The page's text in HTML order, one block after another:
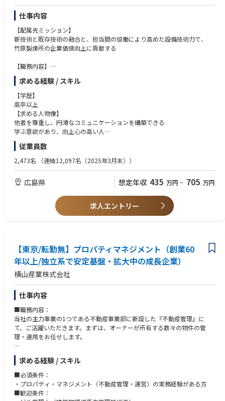
導。
・各現場を巡視し安全環境品質の実⾏把握・指導・教育 ※現場の範囲︓
・経営指標、技術開発戦略、知的財産戦略の企画・⽴案の補助的業務
【仕事のやりがい】
・社内の調整などで、多くの様々な⼈と交流が図れる点。
グな仕事に携わることができます。やる気と実⼒次第では、早い段階で管
理職として活躍することも可能です。
・経験者であれば、⾃分の持っている技術・経験を活かし関係部署と意⾒
交換を⾏い、安全、環境、品質⾯の不具合の未然防⽌や不具合を発⽣させ
ることのない活動を⾏うことにより、お客様の満⾜度を⾼められると同時
に、会社の企業価値向上、利益向上にも⼤きく貢献できる点。
【部⾨の魅⼒】
・安全、環境、品質の活動に終わりはありません。技術部⾨を下⽀え、縁
の下の⼒持ちとしての役⽬を担い、安全、環境、品質⾯の不具合の未然防
⽌や不具合を発⽣させることのない活動を⾏うことにより、お客様の満⾜
度を⾼められると同時に、会社の企業価値向上、利益向上にも⼤きく貢献
できる点。
【働き⽅】
・出張、外勤期間︓1 ⽇〜数⽇（2〜3 ⽇）/回（⽉１〜２回程度）
・出張、外勤先︓国内︓ ⽇帰り可能な範囲での⼯事現場への外勤
当社エンジニアリング事業部３⽀店（⻘森県・岐⾩県・福岡県）、遂⾏
・在宅勤務︓有（１⽇/週程度）※2023 年4 ⽉より在宅勤務制度を導⼊い
たしました。※拠点・部⾨により、在宅勤務実施有無や実施率が異なりま
す。企画管理部の在宅勤務実施⽅針︓週に１⽇程度の在宅勤務を基本とし
ています。
・フレックスタイム︓有 ※コアタイムのないフレックスタイム制度を導
⼊しています。※企画管理部員は、私⽤や家庭の都合などでフレックスタ
イムを利⽤しています。制度は利⽤しやすい雰囲気です。イメージとして
司へ事前連絡を⾏いフレックスを利⽤するイメージです。
【教育体制・キャリア】
・⼊社後の教育体制：管理職が直属の上司として育成・指導を、OJT を中
⼼に教育を⾏う予定です。また、外部講習会、研修にも受講を積極推進し
ております。業務の知識として必要な資格取得についても積極推進してお
ります。コミュニケーションについては電話（社⽤携帯⽀給あり）やWeb
会議、チャットにて気軽に連絡をとり合うことができます。
・⼊社後のキャリアアップ：安全、環境、品質に関する講習、研修、資格
取得により業務に有⽤な知識を習得できます。下⽀え、縁の下の⼒持ちと
しての役⽬を担う事で、技術部⾨から頼られる存在となり、安全、環境、
仕事内容
【配属先ミッション】
新技術と既存技術の融合と、担当間の協働により高めた設備技術力で、
竹原製煉所の企業価値向上に貢献する
【職務内容】
当社は『マテリアルの知恵を生かす』をスローガンにスマートフォンや電
気自動車に使用されている機能性粉体や金、銀、鉛などの非鉄金属を製造
しています。
◆機械係
設備の保守、改善を立案し、実施にあたり工事発注、施工管理、納期管理
を担当していただきます。
摩耗や劣化を早期に発見・対応することで、工場操業の安定稼働に貢献し
ます。
２. 故障対応・修理：設備に故障や不具合が発生した際、迅速に原因を特
３. 設備の改善・改良：生産効率の向上やコスト削減を目的とし、設備の
４. 予防保全の計画・実施：故障の未然防止を目的とした予防保全の計画
を立て、実施します。
期に設備が稼働できるようにします。
７. 上記業務を遂行するにあたり、部門間の連携や業務調整、外部ベンダ
ーや協力会社との折衝を行います。
＜その他＞
・土曜日は当番で工事管理や故障対応を行います。（希望に応じて頻度が
かわります。）
・設備整備後の立会試験や外部講習等で出張が発生することがあります。
（1～2回/半年程度）
・設備の突発故障で休日・夜間に呼出対応が発生することがあります。
（1～2回/年程度）
【業務の面白み/魅力】
製煉設備から粉体設備まで多種多様な設備に携わることができます。
工場側と直接対話し、設備の仕様から工事、試運転を進められるので、
自身の考えを設備に反映しやすい環境です。
【キャリアステップイメージ】
当面は事業所内の機械保全業務に従事するが、将来的には作業長あるいは
管理職として当社の中核を担っていただきたいと考えます。
求める経験 / スキル
【学歴】
高卒以上
【求める人物像】
他者を尊重し、円滑なコミュニケーションを構築できる
学ぶ意欲があり、向上心の高い人
◆機械係
【必須要件】
② 工場等で生産設備の保全業務経験3年以上
➂ 機械系の大学を卒業している
【望ましいスキル】
※以下の資格のいずれかをお持ちの方
・保全技能士1級（機械）
【必須要件】
※以下いずれも当てはまる方
・工場等で受変電設備の管理経験5年以上
・工場等で生産設備の保全業務経験3年以上
【望ましいスキル】
※以下の資格のいずれかをお持ちの方
・第三種電気主任技術者
・保全技能士1級（電気）
従業員数
2,473名 （連結12,097名（2025年3月末））
広島県 想定年収 435 万円 ~ 705 万円
求人エントリー
【東京/転勤無】プロパティマネジメント（創業60
年以上/独立系で安定基盤・拡大中の成長企業）
横山産業株式会社
仕事内容
■職務内容：
当社の主力事業の1つである不動産事業部に新設した『不動産管理』に
て、ご活躍いただきます。まずは、オーナーが所有する数々の物件の管
理・運用をお任せします。
■職務詳細：
（1）入居者・テナントリーシング業務
（2）契約締結・更新・集金業務
（3）ビルオーナーへの提案、報告業務
（4）建物管理業務
求める経験 / スキル
■必須条件：
・プロパティ・マネジメント（不動産管理・運営）の実務経験がある方
■歓迎条件：